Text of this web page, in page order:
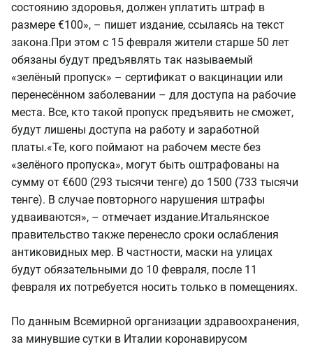
состоянию здоровья, должен уплатить штраф в
размере €100», – пишет издание, ссылаясь на текст
закона.При этом с 15 февраля жители старше 50 лет
обязаны будут предъявлять так называемый
«зелёный пропуск» – сертификат о вакцинации или
перенесённом заболевании – для доступа на рабочие
места. Все, кто такой пропуск предъявить не сможет,
будут лишены доступа на работу и заработной
платы.«Те, кого поймают на рабочем месте без
«зелёного пропуска», могут быть оштрафованы на
сумму от €600 (293 тысячи тенге) до 1500 (733 тысячи
тенге). В случае повторного нарушения штрафы
удваиваются», – отмечает издание.Итальянское
правительство также перенесло сроки ослабления
антиковидных мер. В частности, маски на улицах
будут обязательными до 10 февраля, после 11
февраля их потребуется носить только в помещениях.
По данным Всемирной организации здравоохранения,
за минувшие сутки в Италии коронавирусом